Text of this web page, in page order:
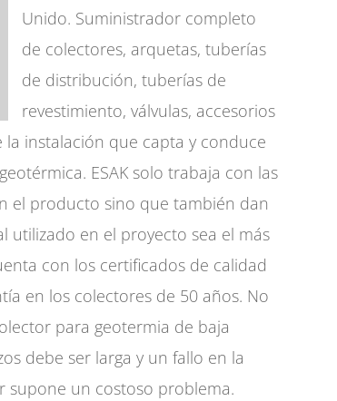
Unido. Suministrador completo
de colectores, arquetas, tuberías
de distribución, tuberías de
revestimiento, válvulas, accesorios
instalación que capta y conduce
ESAK solo trabaja con las
el producto sino que también dan
utilizado en el proyecto sea el más
con los certificados de calidad
en los colectores de 50 años. No
para geotermia de baja
debe ser larga y un fallo en la
un costoso problema.